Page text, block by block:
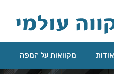
אודות מקוואות על המפה